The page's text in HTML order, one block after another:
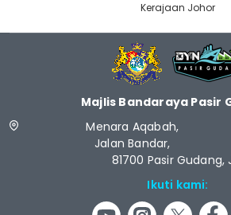
Kerajaan Johor
Majlis Bandaraya Pasir
Menara
Jalan
81700 Pasir Gudang,
Ikuti kami: